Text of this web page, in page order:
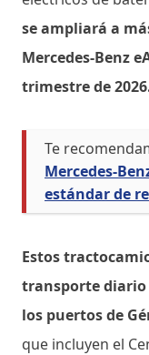
se ampliará a
Mercedes-Benz
trimestre de
Te
Mercedes-
estándar de
Estos
transporte diario
los puertos de
que incluyen el